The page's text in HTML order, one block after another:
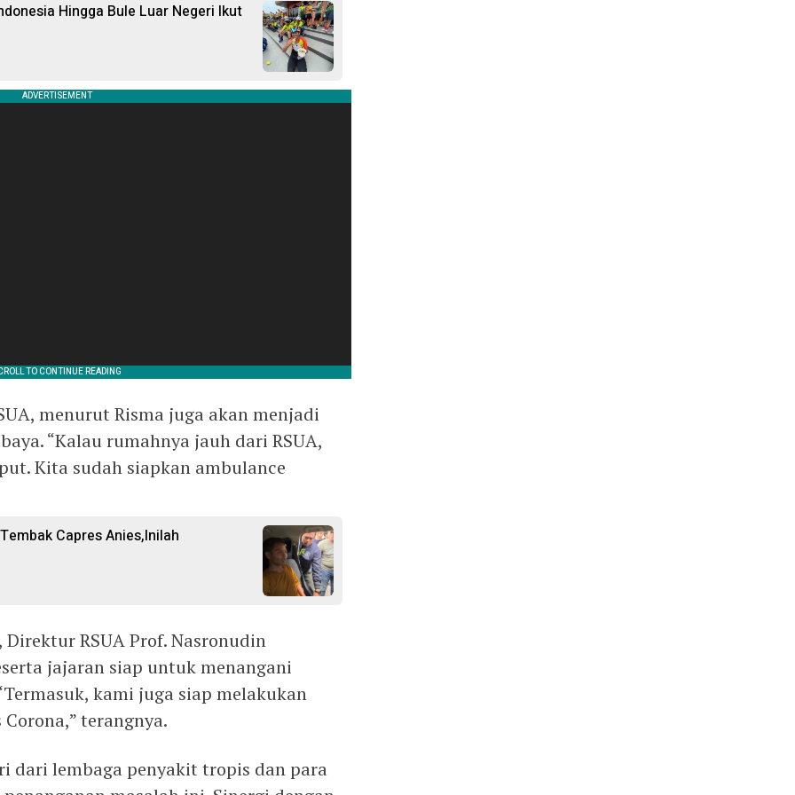
Hingga Bule Luar Negeri Ikut
menurut Risma juga akan menjadi
“Kalau rumahnya jauh dari RSUA,
Kita sudah siapkan ambulance
Capres Anies,Inilah
RSUA Prof. Nasronudin
jajaran siap untuk menangani
kami juga siap melakukan
terangnya.
dari lembaga penyakit tropis dan para